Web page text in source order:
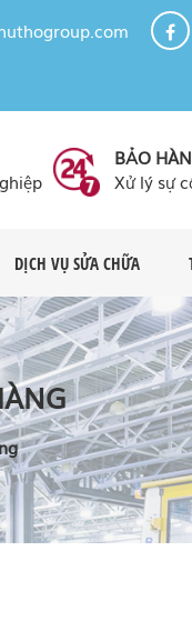
BẢO
Xử lý sự
DỊCH VỤ SỬA CHỮA